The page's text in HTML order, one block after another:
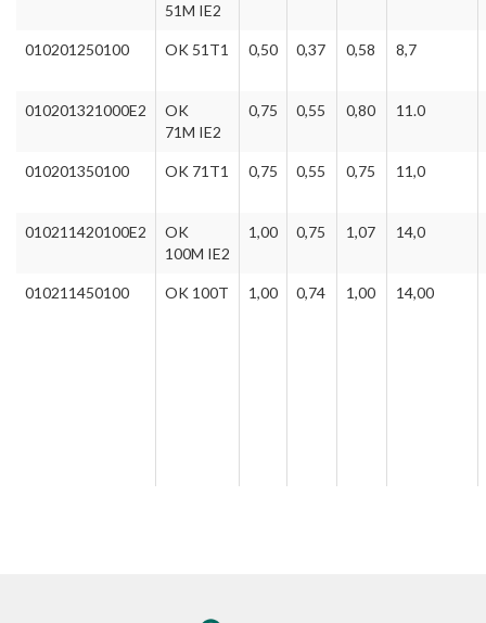
51M IE2
010201250100 OK 51T1 0,50 0,37 0,58 8,7
010201321000E2
OK
71M IE2
0,75 0,55 0,80 11.0
010201350100 OK 71T1 0,75 0,55 0,75 11,0
010211420100E2
OK
100M IE2
1,00 0,75 1,07 14,0
010211450100 OK 100T 1,00 0,74 1,00 14,00